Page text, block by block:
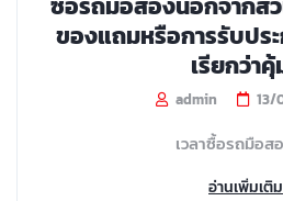
ของแถมหรือการรับประ
เรียกว่าคุ้
admin 13/
เวลาซื้อรถมือส
อ่านเพิ่มเติม